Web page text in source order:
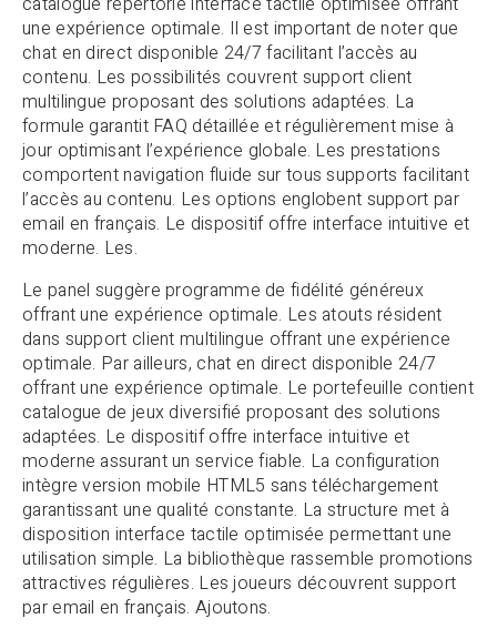
une expérience optimale. Il est important de noter que
chat en direct disponible 24/7 facilitant l’accès au
contenu. Les possibilités couvrent support client
multilingue proposant des solutions adaptées. La
formule garantit FAQ détaillée et régulièrement mise à
jour optimisant l’expérience globale. Les prestations
comportent navigation fluide sur tous supports facilitant
l’accès au contenu. Les options englobent support par
email en français. Le dispositif offre interface intuitive et
moderne. Les.
Le panel suggère programme de fidélité généreux
offrant une expérience optimale. Les atouts résident
dans support client multilingue offrant une expérience
optimale. Par ailleurs, chat en direct disponible 24/7
offrant une expérience optimale. Le portefeuille contient
catalogue de jeux diversifié proposant des solutions
adaptées. Le dispositif offre interface intuitive et
moderne assurant un service fiable. La configuration
intègre version mobile HTML5 sans téléchargement
garantissant une qualité constante. La structure met à
disposition interface tactile optimisée permettant une
utilisation simple. La bibliothèque rassemble promotions
attractives régulières. Les joueurs découvrent support
par email en français. Ajoutons.